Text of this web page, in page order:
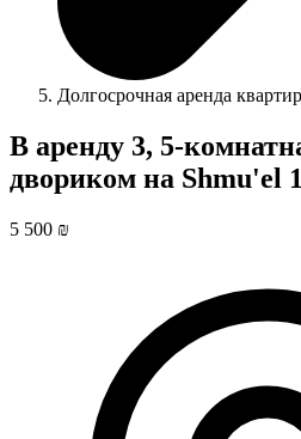
Долгосрочная аренда квартир
В аренду 3, 5-
двориком на Shmu'el
5 500 ₪